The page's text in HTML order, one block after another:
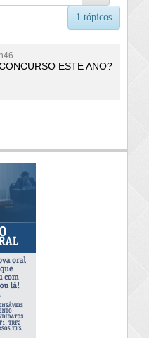
1 tópicos
ESTE ANO?